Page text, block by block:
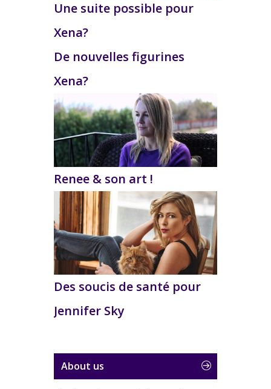
Une suite possible pour
Xena?
De nouvelles figurines
Xena?
Renee & son art !
Des soucis de santé pour
Jennifer Sky
About us